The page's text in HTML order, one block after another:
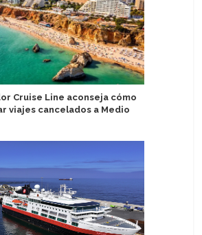
Cruise Line aconseja cómo
viajes cancelados a Medio